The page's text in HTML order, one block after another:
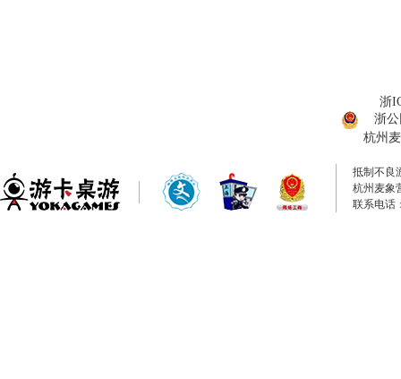
浙
浙公
杭州
抵制不良
杭州麦象
联系电话